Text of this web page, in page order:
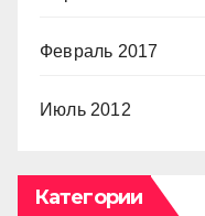
Февраль 2017
Июль 2012
Категории